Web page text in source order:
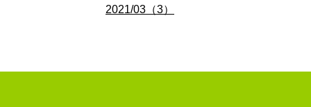
2021/03（3）